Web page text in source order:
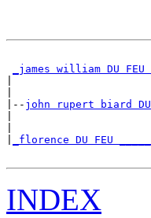
_james william DU FEU _
|-- john rupert biard DU
_florence DU FEU ______
INDEX